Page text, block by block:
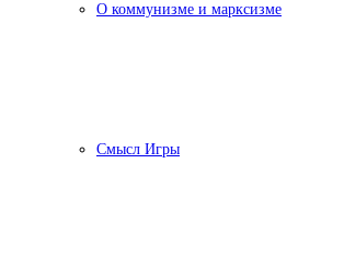
О коммунизме и марксизме
Смысл Игры